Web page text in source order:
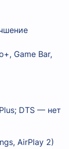
Game Bar,
DTS — нет
AirPlay 2)